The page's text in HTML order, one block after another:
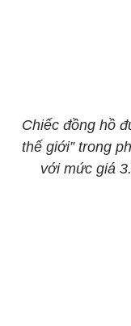
Chiếc đồng hồ
thế giới” trong
với mức giá